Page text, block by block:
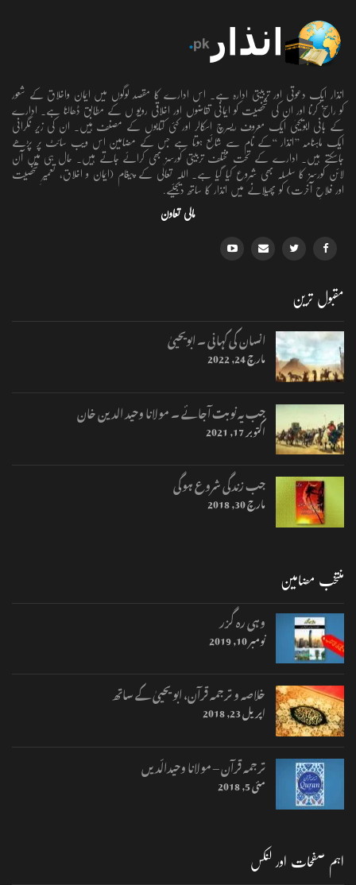
انذار ایک دعوتی اور تربیتی ادارہ ہے۔ اس ادارے کا مقصد لوگوں میں ایمان واخلاق کے شعور
کو راسخ کرنا اور ان کی شخصیت کو ایمانی تقاضوں اور اخلاقی رویو ں کے مطابق ڈھالنا ہے۔ ادارے
کے بانی ابویحییٰ ایک معروف ریسرچ اسکالر اور کئی کتابوں کے مصنف ہیں۔ ان کی زیر نگرانی
ایک ماہنامہ ’’انذار ‘‘کے نام سے شائع ہوتا ہے جس کے مضامین اس ویب سائٹ پر پڑھے
جاسکتے ہیں۔ ادارے کے تحت مختلف تربیتی کورسز بھی کرائے جاتے ہیں۔ حال ہی میں آن
لائن کورسز کا سلسلہ بھی شروع کیا گیا ہے۔ اللہ تعالٰی کے پیغام (ایمان و اخلاق، تعمیرِ شخصیت
اور فلاحِ آخرت) کو پھیلانے میں انذار کا ساتھ دیجئیے.
مالی تعاون
مقبول ترین
انسان کی کہانی ۔ ابویحییٰ
مارچ 24, 2022
جب یہ نوبت آجائے ۔ مولانا وحید الدین خان
اکتوبر 17, 2021
جب زندگی شروع ہوگی
مارچ 30, 2018
منتخب مضامین
وہی رہ گزر
نومبر 10, 2019
خلاصہ و ترجمہ قرآن، ابو یحییٰ کے ساتھ
اپریل 23, 2018
ترجمہ قرآن – مولانا وحیدالّدیں
مئی 5, 2018
اہم صفحات اور لنکس